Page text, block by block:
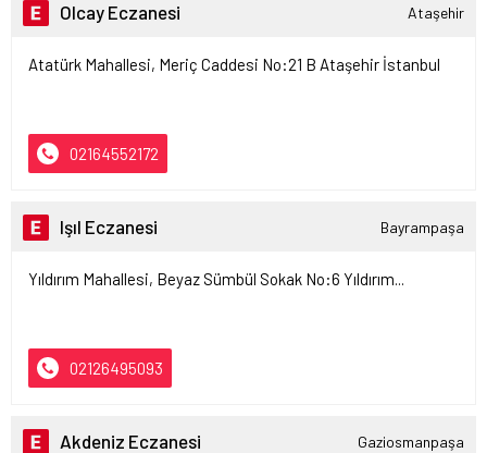
Olcay Eczanesi Ataşehir
Atatürk Mahallesi, Meriç Caddesi No:21 B Ataşehir İstanbul
02164552172
Işıl Eczanesi Bayrampaşa
Yıldırım Mahallesi, Beyaz Sümbül Sokak No:6 Yıldırım...
02126495093
Akdeniz Eczanesi Gaziosmanpaşa